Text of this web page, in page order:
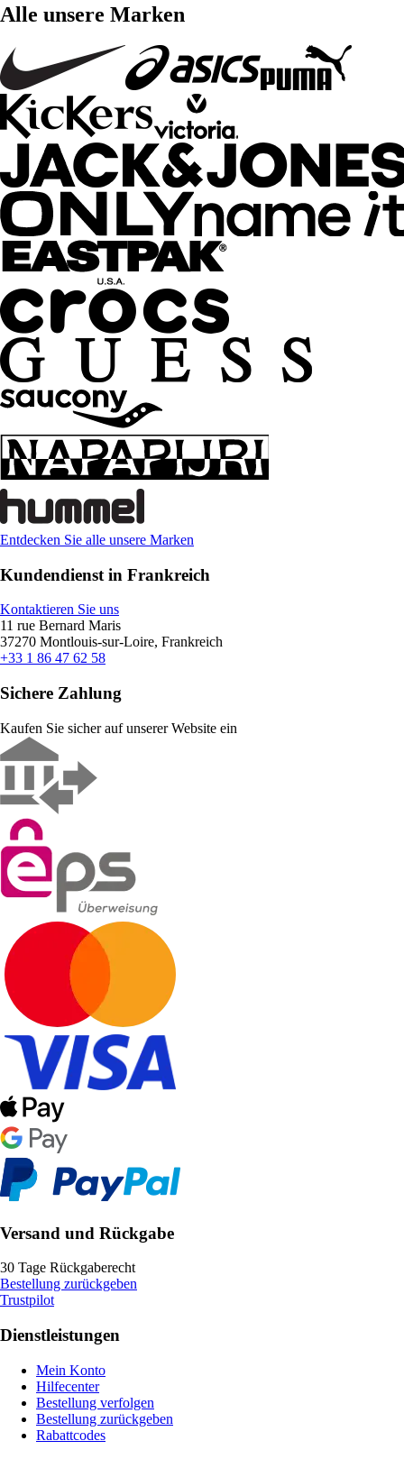
Alle unsere Marken
Entdecken Sie alle unsere Marken
Kundendienst in Frankreich
Kontaktieren Sie uns
11 rue Bernard Maris
37270 Montlouis-sur-Loire, Frankreich
+33 1 86 47 62 58
Sichere Zahlung
Kaufen Sie sicher auf unserer Website ein
Versand und Rückgabe
30 Tage Rückgaberecht
Bestellung zurückgeben
Trustpilot
Dienstleistungen
Mein Konto
Hilfecenter
Bestellung verfolgen
Bestellung zurückgeben
Rabattcodes